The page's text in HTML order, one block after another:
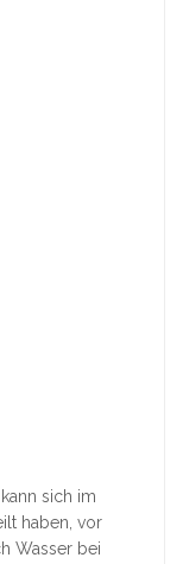
sich im
haben, vor
Wasser bei